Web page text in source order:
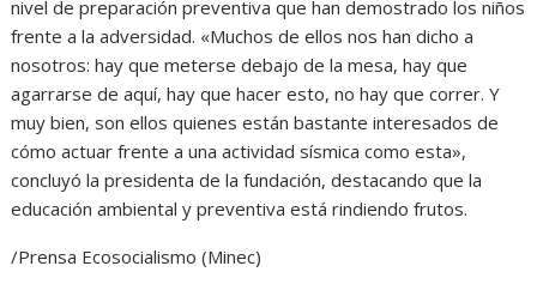
nivel de preparación preventiva que han demostrado los niños
frente a la adversidad. «Muchos de ellos nos han dicho a
nosotros: hay que meterse debajo de la mesa, hay que
agarrarse de aquí, hay que hacer esto, no hay que correr. Y
muy bien, son ellos quienes están bastante interesados de
cómo actuar frente a una actividad sísmica como esta»,
concluyó la presidenta de la fundación, destacando que la
educación ambiental y preventiva está rindiendo frutos.
/Prensa Ecosocialismo (Minec)